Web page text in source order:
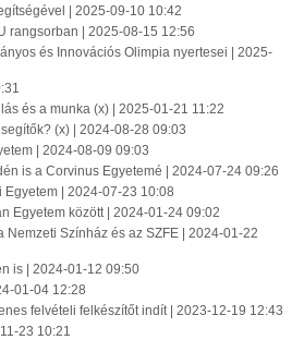
| 2025-09-10 10:42
rangsorban | 2025-08-15 12:56
és Innovációs Olimpia nyertesei | 2025-
és a munka (x) | 2025-01-21 11:22
(x) | 2024-08-28 09:03
| 2024-08-09 09:03
is a Corvinus Egyetemé | 2024-07-24 09:26
Egyetem | 2024-07-23 10:08
Egyetem között | 2024-01-24 09:02
Nemzeti Színház és az SZFE | 2024-01-22
is | 2024-01-12 09:50
01-04 12:28
felvételi felkészítőt indít | 2023-12-19 12:43
23 10:21